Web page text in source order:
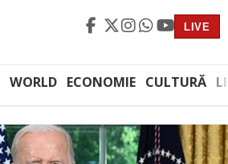
LIVE
WORLD ECONOMIE CULTURĂ